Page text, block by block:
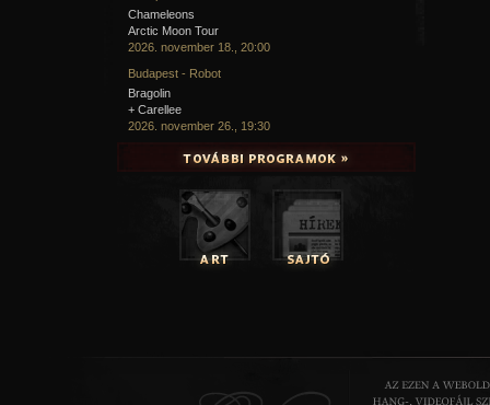
Chameleons
Arctic Moon Tour
2026. november 18., 20:00
Budapest - Robot
Bragolin
+ Carellee
2026. november 26., 19:30